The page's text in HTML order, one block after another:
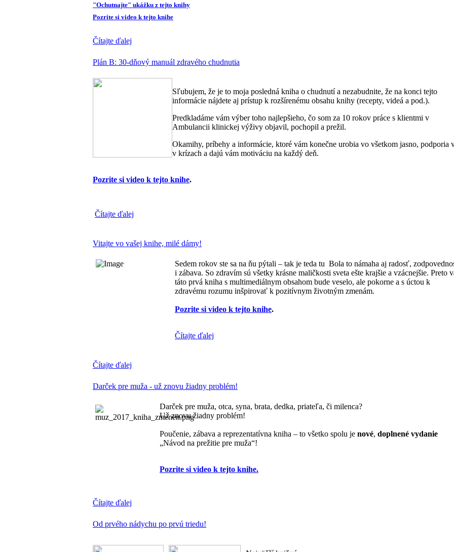
"Ochutnajte" ukážku z tejto knihy
Pozrite si video k tejto knihe
Čítajte ďalej
Plán B: 30-dňový manuál zdravého chudnutia
Sľubujem, že je to moja posledná kniha o chudnutí a nezabudnite, že na konci tejto
informácie nájdete aj prístup k rozšírenému obsahu knihy (recepty, videá a pod.).
Predkladáme vám výber toho najlepšieho, čo som za 10 rokov práce s klientmi v
Ambulancii klinickej výživy objavil, pochopil a prežil.
Okamihy, príbehy a informácie, ktoré vám konečne urobia vo všetkom jasno, podporia
v krízach a dajú vám motiváciu na každý deň.
Pozrite si video k tejto knihe.
Čítajte ďalej
Vitajte vo vašej knihe, milé dámy!
Sedem rokov ste sa na ňu pýtali – tak je teda tu Bola to námaha aj radosť,
i zábava. So zdravím sú všetky krásne maličkosti sveta ešte krajšie a vzácnejšie. Preto
táto prvá kniha s multimediálnym obsahom bude veselo, ale pokorne a s úctou k
zdravému rozumu inšpirovať k pozitívnym životným zmenám.
Pozrite si video k tejto knihe.
Čítajte ďalej
Čítajte ďalej
Darček pre muža - už znovu žiadny problém!
Darček pre muža, otca, syna, brata, dedka, priateľa, či milenca?
Už znovu žiadny problém!
Poučenie, zábava a reprezentatívna kniha – to všetko spolu je nové, doplnené vydanie
„Návod na prežitie pre muža“!
Pozrite si video k tejto knihe.
Čítajte ďalej
Od prvého nádychu po prvú triedu!